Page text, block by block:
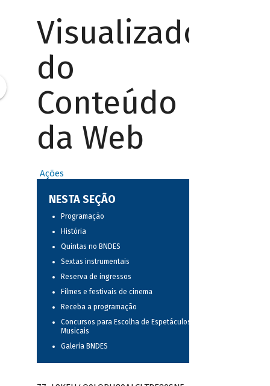
Visualizador
do
Conteúdo
da Web
Ações
NESTA SEÇÃO
Programação
História
Quintas no BNDES
Sextas instrumentais
Reserva de ingressos
Filmes e festivais de cinema
Receba a programação
Concursos para Escolha de Espetáculos
Musicais
Galeria BNDES